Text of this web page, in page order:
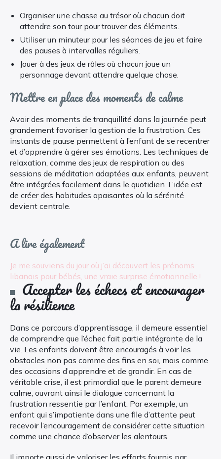
Organiser une chasse au trésor où chacun doit
attendre son tour pour trouver des éléments.
Utiliser un minuteur pour les séances de jeu et faire
des pauses à intervalles réguliers.
Jouer à des jeux de rôles où chacun joue un
personnage devant attendre quelque chose.
Mettre en place des moments de calme
Avoir des moments de tranquillité dans la journée peut
grandement favoriser la gestion de la frustration. Ces
instants de pause permettent à l’enfant de se recentrer
et d’apprendre à gérer ses émotions. Les techniques de
relaxation, comme des jeux de respiration ou des
sessions de méditation adaptées aux enfants, peuvent
être intégrées facilement dans le quotidien. L’idée est
de créer des habitudes apaisantes où la sérénité
devient centrale.
A lire également
Je me souviens du jour où j’ai découvert les prénoms
libanais pour bébés, une vraie surprise émotionnelle !
Accepter les échecs et encourager
la résilience
Dans ce parcours d’apprentissage, il demeure essentiel
de comprendre que l’échec fait partie intégrante de la
vie. Les enfants doivent être encouragés à voir les
obstacles non pas comme des fins en soi, mais comme
des occasions d’apprendre et de grandir. En cas de
véritable crise, il est primordial que le parent demeure
calme, ouvrant ainsi le dialogue concernant la
frustration ressentie par l’enfant. Par exemple, un
enfant qui s’impatiente dans une file d’attente peut
recevoir l’encouragement de considérer cette situation
comme une chance d’observer les alentours.
Il importe aussi de valoriser les efforts fournis par